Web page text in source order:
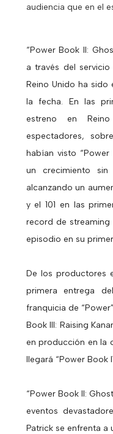
audiencia que en el
“Power Book II:
a través del
Reino Unido ha sido
la fecha. En las
estreno en
espectadores,
habían visto “Power
un crecimiento
alcanzando un
y el 101 en las
record de streaming
episodio en su
De los productores
primera entrega
franquicia de
Book III: Raising
en producción en la
llegará “Power Book
“Power Book II:
eventos
Patrick se enfrenta a